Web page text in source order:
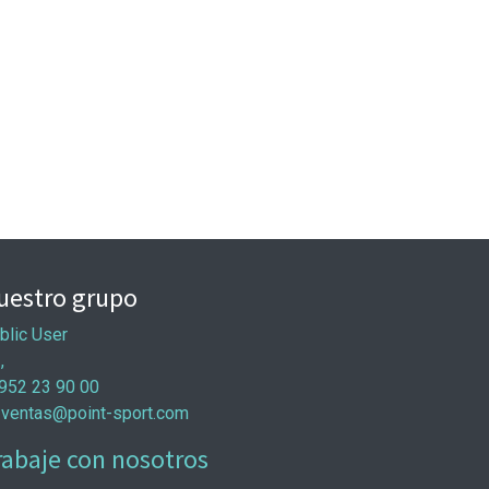
grupo
User
23 90 00
ventas@point-sport.com
con nosotros